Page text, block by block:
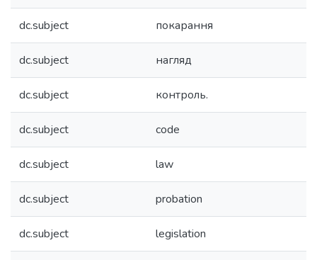
dc.subject покарання
dc.subject нагляд
dc.subject контроль.
dc.subject code
dc.subject law
dc.subject probation
dc.subject legislation